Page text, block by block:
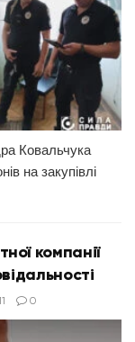
Ковальчука
на закупівлі
компанії
0